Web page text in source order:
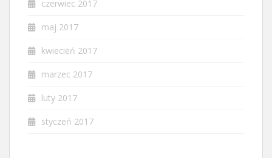
czerwiec 2017
maj 2017
kwiecień 2017
marzec 2017
luty 2017
styczeń 2017